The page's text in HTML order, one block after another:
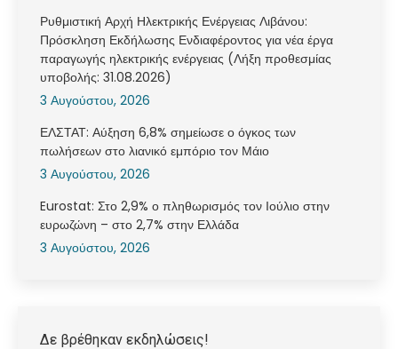
Ρυθμιστική Αρχή Ηλεκτρικής Ενέργειας Λιβάνου:
Πρόσκληση Εκδήλωσης Ενδιαφέροντος για νέα έργα
παραγωγής ηλεκτρικής ενέργειας (Λήξη προθεσμίας
υποβολής: 31.08.2026)
3 Αυγούστου, 2026
ΕΛΣΤΑΤ: Αύξηση 6,8% σημείωσε ο όγκος των
πωλήσεων στο λιανικό εμπόριο τον Μάιο
3 Αυγούστου, 2026
Eurostat: Στο 2,9% ο πληθωρισμός τον Ιούλιο στην
ευρωζώνη – στο 2,7% στην Ελλάδα
3 Αυγούστου, 2026
Δε βρέθηκαν εκδηλώσεις!